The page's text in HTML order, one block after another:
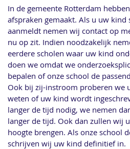
In de gemeente Rotterdam
afspraken gemaakt. Als u uw
aanmeldt nemen wij contact op
nu op zit. Indien noodzakelijk
eerdere scholen waar uw kind
doen we omdat we
bepalen of onze school de
Ook bij zij-instroom proberen we
weten of uw kind wordt
langer de tijd nodig, we nemen
langer de tijd. Ook dan zullen wij
hoogte brengen. Als onze school
schrijven wij uw kind definitief in.